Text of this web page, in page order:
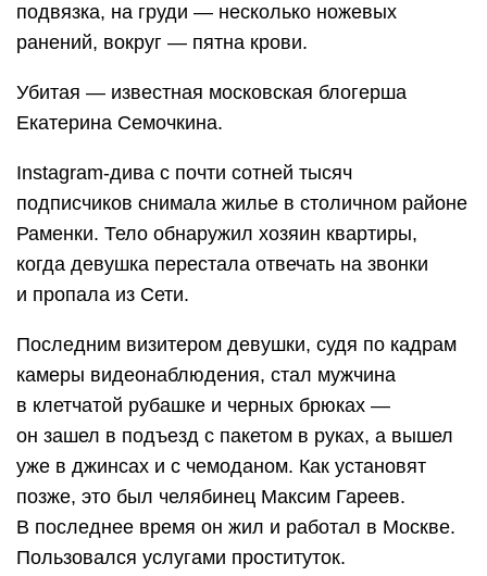
подвязка, на груди — несколько ножевых
ранений, вокруг — пятна крови.
Убитая — известная московская блогерша
Екатерина Семочкина.
Instagram-дива с почти сотней тысяч
подписчиков снимала жилье в столичном районе
Раменки. Тело обнаружил хозяин квартиры,
когда девушка перестала отвечать на звонки
и пропала из Сети.
Последним визитером девушки, судя по кадрам
камеры видеонаблюдения, стал мужчина
в клетчатой рубашке и черных брюках —
он зашел в подъезд с пакетом в руках, а вышел
уже в джинсах и с чемоданом. Как установят
позже, это был челябинец Максим Гареев.
В последнее время он жил и работал в Москве.
Пользовался услугами проституток.